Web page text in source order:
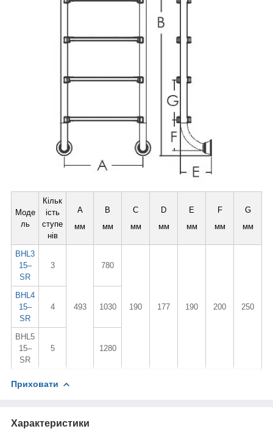
Моде
ль
Кільк
ість
ступе
нів
A
мм
B
мм
C
мм
D
мм
E
мм
F
мм
G
мм
BHL3
15–
SR
3
493
780
190 177 190 200 250
BHL4
15–
SR
4 1030
BHL5
15–
SR
5 1280
Приховати
Характеристики